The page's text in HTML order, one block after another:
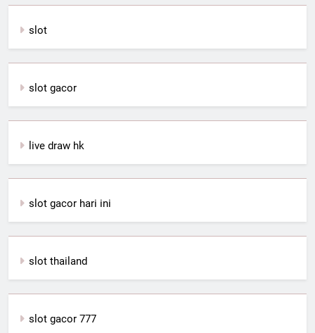
slot
slot gacor
live draw hk
slot gacor hari ini
slot thailand
slot gacor 777